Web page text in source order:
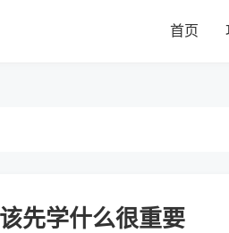
首页
先学什么很重要